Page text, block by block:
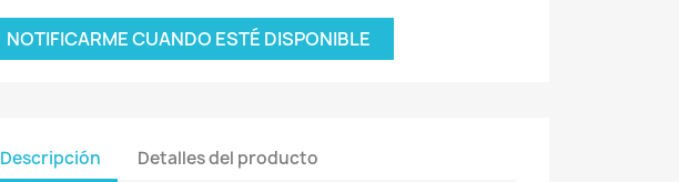
NOTIFICARME CUANDO ESTÉ DISPONIBLE
Descripción Detalles del producto